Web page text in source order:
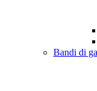
Bandi di